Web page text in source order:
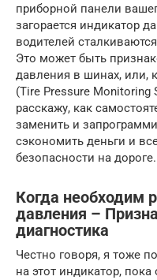
приборной панели
загорается индикатор
водителей
Это может быть
давления в шинах, или,
(Tire Pressure Monitoring
расскажу, как
заменить и
сэкономить деньги и
безопасности на дороге.
Когда необходим
давления –
диагностика
Честно говоря, я тоже
на этот индикатор,